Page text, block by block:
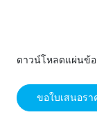
ดาวน์โหลดแผ่นข้
ขอใบเสนอรา